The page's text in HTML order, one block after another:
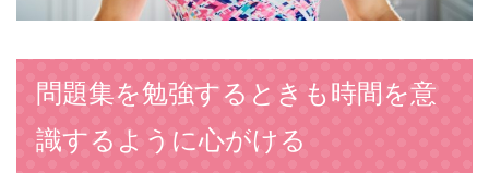
問題集を勉強するときも時間を意
識するように心がける